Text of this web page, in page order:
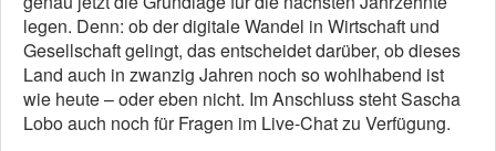
legen. Denn: ob der digitale Wandel in Wirtschaft und
Gesellschaft gelingt, das entscheidet darüber, ob dieses
Land auch in zwanzig Jahren noch so wohlhabend ist
wie heute – oder eben nicht. Im Anschluss steht Sascha
Lobo auch noch für Fragen im Live-Chat zu Verfügung.